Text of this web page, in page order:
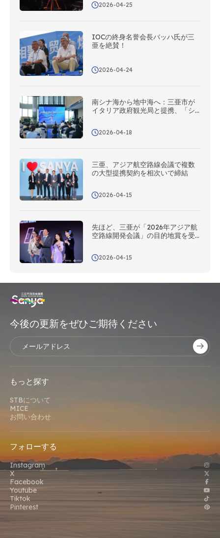
2026-04-25
IOCの終身名誉会長バッハ氏が三
亜を絶賛！
2026-04-24
南シナ海から地中海へ：三亜市が
イタリア政府観光局と提携、「シ
日開所
2026-04-18
三亜、アジア航空路線会議で複数
の大型提携契約を相次いで締結
2026-04-15
先ほど、三亜が「2026年アジア航
空路線開発会議」の目的地賞を受
2026-04-15
今後の更新をぜひご期待ください
もっと探す
STBについて
MICE
お問い合わせ
フォローする
Instagram
X
Facebook
Youtube
Tiktok
Pinterest